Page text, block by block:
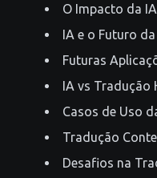
O Impacto da
IA e o Futuro
Futuras
IA vs Tradução
Casos de Uso
Tradução
Desafios na